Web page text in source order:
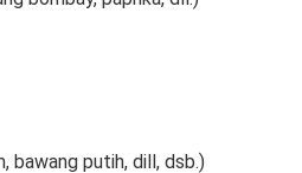
bawang putih, dill, dsb.)